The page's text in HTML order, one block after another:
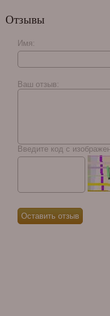
Отзывы
Имя:
Ваш отзыв:
Введите код с